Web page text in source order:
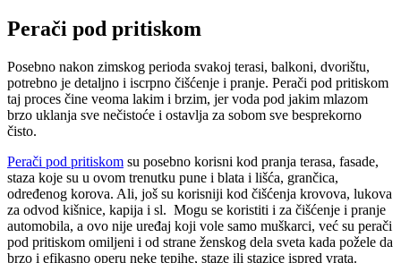
Perači pod pritiskom
Posebno nakon zimskog perioda svakoj terasi, balkoni, dvorištu,
potrebno je detaljno i iscrpno čišćenje i pranje. Perači pod pritiskom
taj proces čine veoma lakim i brzim, jer voda pod jakim mlazom
brzo uklanja sve nečistoće i ostavlja za sobom sve besprekorno
čisto.
Perači pod pritiskom su posebno korisni kod pranja terasa, fasade,
staza koje su u ovom trenutku pune i blata i lišća, grančica,
određenog korova. Ali, još su korisniji kod čišćenja krovova, lukova
za odvod kišnice, kapija i sl. Mogu se koristiti i za čišćenje i pranje
automobila, a ovo nije uređaj koji vole samo muškarci, već su perači
pod pritiskom omiljeni i od strane ženskog dela sveta kada požele da
brzo i efikasno operu neke tepihe, staze ili stazice ispred vrata.